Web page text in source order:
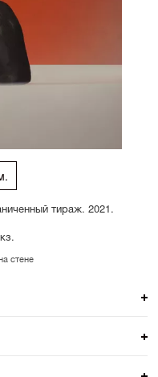
тираж. 2021.
стене
мы
Для товаров
не
выбрать и